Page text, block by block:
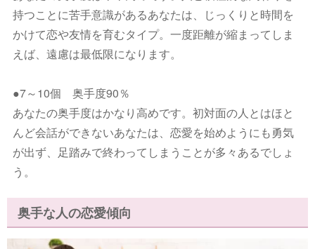
持つことに苦手意識があるあなたは、じっくりと時間を
かけて恋や友情を育むタイプ。一度距離が縮まってしま
えば、遠慮は最低限になります。
●7～10個 奥手度90％
あなたの奥手度はかなり高めです。初対面の人とはほと
んど会話ができないあなたは、恋愛を始めようにも勇気
が出ず、足踏みで終わってしまうことが多々あるでしょ
う。
奥手な人の恋愛傾向